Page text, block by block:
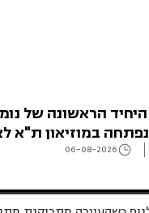
הראשונה של
במוזיאון ת"א
06-08-2026